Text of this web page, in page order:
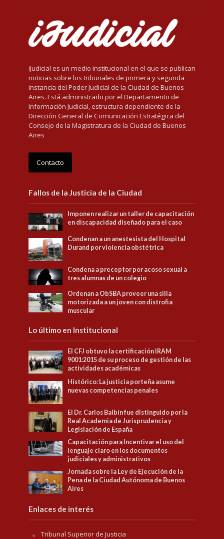
iJudicial es un medio institucional en el que se publican
noticias sobre los tribunales de primera y segunda
instancia del Poder Judicial de la Ciudad de Buenos
Aires. Está administrado por el Departamento de
Información Judicial, estructura dependiente de la
Dirección General de Comunicación Estratégica del
Consejo de la Magistratura de la Ciudad de Buenos
Aires
Contacto
Fallos de la Justicia de la Ciudad
Imponen realizar un taller de capacitación
en discapacidad diseñado para el caso
Condenan a un anestesista del Hospital
Durand por violencia obstétrica
Condena a preceptor por acoso sexual a
tres alumnas de un colegio
Ordenan a ObSBA proveer una silla
motorizada a un joven con distrofia
muscular
Lo último en Institucional
El CFJ obtuvo la certificación IRAM
9001:2015 de su proceso de gestión de las
actividades académicas
Histórico: La justicia porteña asume
nuevas competencias penales
El Dr. Carlos Balbín fue distinguido por la
Real Academia de Jurisprudencia y
Legislación de España
Capacitación para Incentivar el uso del
lenguaje claro en los documentos
judiciales y administrativos
Jornada sobre la Ley de Ejecución de la
Pena de la Ciudad Autónoma de Buenos
Aires
Enlaces de interés
Tribunal Superior de Justicia